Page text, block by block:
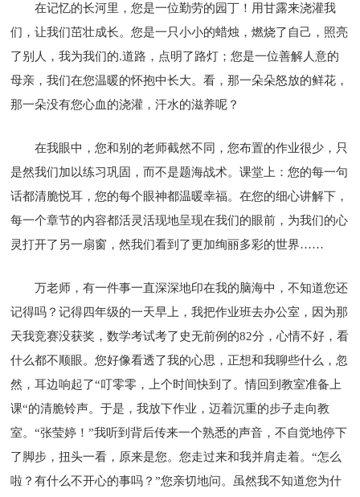
在记忆的长河里，您是一位勤劳的园丁！用甘露来浇灌我
们，让我们茁壮成长。您是一只小小的蜡烛，燃烧了自己，照亮
了别人，我为我们的.道路，点明了路灯；您是一位善解人意的
母亲，我们在您温暖的怀抱中长大。看，那一朵朵怒放的鲜花，
那一朵没有您心血的浇灌，汗水的滋养呢？
在我眼中，您和别的老师截然不同，您布置的作业很少，只
是然我们加以练习巩固，而不是题海战术。课堂上：您的每一句
话都清脆悦耳，您的每个眼神都温暖幸福。在您的细心讲解下，
每一个章节的内容都活灵活现地呈现在我们的眼前，为我们的心
灵打开了另一扇窗，然我们看到了更加绚丽多彩的世界……
万老师，有一件事一直深深地印在我的脑海中，不知道您还
记得吗？记得四年级的一天早上，我把作业班去办公室，因为那
天我竞赛没获奖，数学考试考了史无前例的82分，心情不好，看
什么都不顺眼。您好像看透了我的心思，正想和我聊些什么，忽
然，耳边响起了“叮零零，上个时间快到了。情回到教室准备上
课“的清脆铃声。于是，我放下作业，迈着沉重的步子走向教
室。“张莹婷！”我听到背后传来一个熟悉的声音，不自觉地停下
了脚步，扭头一看，原来是您。您走过来和我并肩走着。“怎么
啦？有什么不开心的事吗？”您亲切地问。虽然我不知道您为什